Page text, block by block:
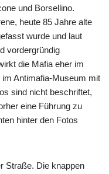
und Borsellino.
heute 85 Jahre alte
wurde und laut
vordergründig
die Mafia eher im
Antimafia-Museum mit
sind nicht beschriftet,
eine Führung zu
hinter den Fotos
Straße. Die knappen